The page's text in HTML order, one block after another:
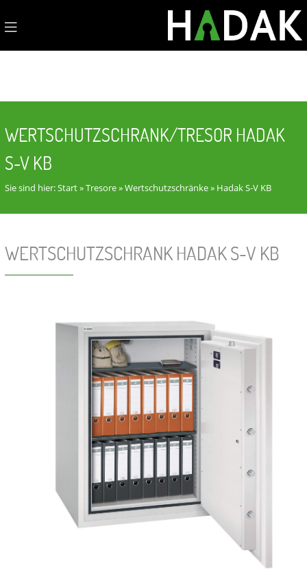
WERTSCHUTZSCHRANK/TRESOR HADAK
S-V KB
Sie sind hier:Start»Tresore»Wertschutzschränke» Hadak S-V KB
WERTSCHUTZSCHRANK HADAK S-V KB